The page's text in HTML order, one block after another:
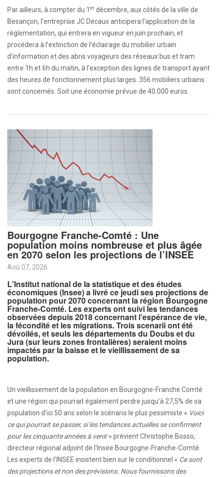
Par ailleurs, à compter du 1 er décembre, aux côtés de la ville de
Besançon, l’entreprise JC Decaux anticipera l’application de la
règlementation, qui entrera en vigueur en juin prochain, et
procédera à l’extinction de l’éclairage du mobilier urbain
d’information et des abris voyageurs des réseaux bus et tram
entre 1h et 6h du matin, à l’exception des lignes de transport ayant
des heures de fonctionnement plus larges. 356 mobiliers urbains
sont concernés. Soit une économie prévue de 40.000 euros.
Bourgogne Franche-Comté : Une
population moins nombreuse et plus âgée
en 2070 selon les projections de l’INSEE
Aoû 07, 2026
L'Institut national de la statistique et des études
économiques (Insee) a livré ce jeudi ses projections de
population pour 2070 concernant la région Bourgogne
Franche-Comté. Les experts ont suivi les tendances
observées depuis 2018 concernant l’espérance de vie,
la fécondité et les migrations. Trois scenarii ont été
dévoilés, et seuls les départements du Doubs et du
Jura (sur leurs zones frontalières) seraient moins
impactés par la baisse et le vieillissement de sa
population.
Un vieillissement de la population en Bourgogne-Franche Comté
et une région qui pourrait également perdre jusqu’à 27,5% de sa
population d’ici 50 ans selon le scénario le plus pessimiste « Voici
ce qui pourrait se passer, si les tendances actuelles se confirment
pour les cinquante années à venir » prévient Christophe Bosso,
directeur régional adjoint de l'Insee Bourgogne-Franche-Comté.
Les experts de l’INSEE insistent bien sur le conditionnel « Ce sont
des projections et non des prévisions. Nous fournissons des